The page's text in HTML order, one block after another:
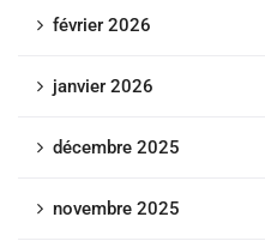
février 2026
janvier 2026
décembre 2025
novembre 2025